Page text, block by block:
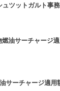
ツットガルト事
油サーチャージ
ーチャージ適用